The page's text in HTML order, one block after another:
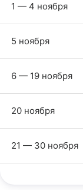
1 — 4 ноября
5 ноября
6 — 19 ноября
20 ноября
21 — 30 ноября